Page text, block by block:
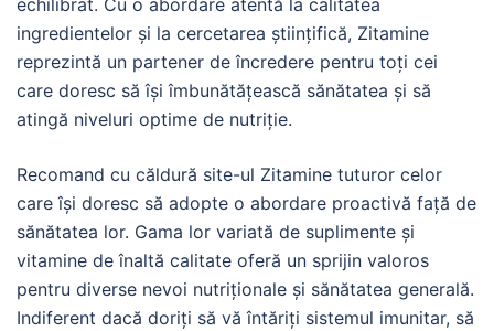
ingredientelor și la cercetarea științifică, Zitamine
reprezintă un partener de încredere pentru toți cei
care doresc să își îmbunătățească sănătatea și să
atingă niveluri optime de nutriție.
Recomand cu căldură site-ul Zitamine tuturor celor
care își doresc să adopte o abordare proactivă față de
sănătatea lor. Gama lor variată de suplimente și
vitamine de înaltă calitate oferă un sprijin valoros
pentru diverse nevoi nutriționale și sănătatea generală.
Indiferent dacă doriți să vă întăriți sistemul imunitar, să